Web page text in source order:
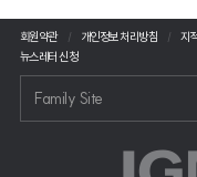
회원약관 개인정보 처리방침 지
뉴스레터 신청
Family Site